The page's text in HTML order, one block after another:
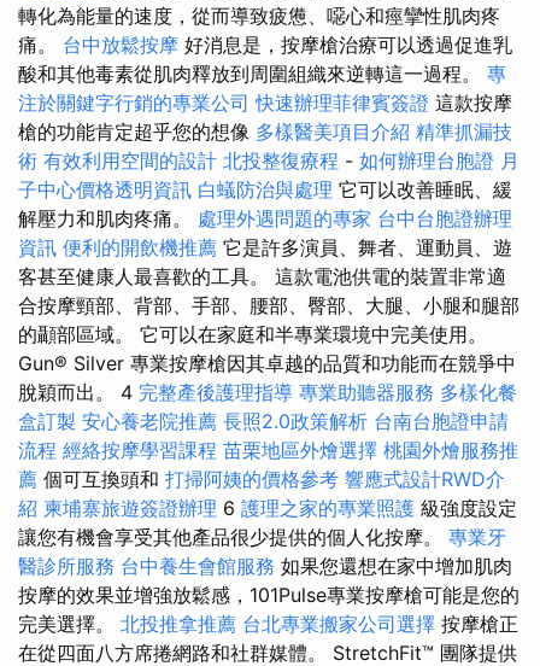
轉化為能量的速度，從而導致疲憊、噁心和痙攣性肌肉疼
痛。 台中放鬆按摩 好消息是，按摩槍治療可以透過促進乳
酸和其他毒素從肌肉釋放到周圍組織來逆轉這一過程。 專
注於關鍵字行銷的專業公司 快速辦理菲律賓簽證 這款按摩
槍的功能肯定超乎您的想​​像 多樣醫美項目介紹 精準抓漏技
術 有效利用空間的設計 北投整復療程 - 如何辦理台胞證 月
子中心價格透明資訊 白蟻防治與處理 它可以改善睡眠、緩
解壓力和肌肉疼痛。 處理外遇問題的專家 台中台胞證辦理
資訊 便利的開飲機推薦 它是許多演員、舞者、運動員、遊
客甚至健康人最喜歡的工具。 這款電池供電的裝置非常適
合按摩頸部、背部、手部、腰部、臀部、大腿、小腿和腿部
的顳部區域。 它可以在家庭和半專業環境中完美使用。
Gun® Silver 專業按摩槍因其卓越的品質和功能而在競爭中
脫穎而出。 4 完整產後護理指導 專業助聽器服務 多樣化餐
盒訂製 安心養老院推薦 長照2.0政策解析 台南台胞證申請
流程 經絡按摩學習課程 苗栗地區外燴選擇 桃園外燴服務推
薦 個可互換頭和 打掃阿姨的價格參考 響應式設計RWD介
紹 柬埔寨旅遊簽證辦理 6 護理之家的專業照護 級強度設定
讓您有機會享受其他產品很少提供的個人化按摩。 專業牙
醫診所服務 台中養生會館服務 如果您還想在家中增加肌肉
按摩的效果並增強放鬆感，101Pulse專業按摩槍可能是您的
完美選擇。 北投推拿推薦 台北專業搬家公司選擇 按摩槍正
在從四面八方席捲網路和社群媒體。 StretchFit™ 團隊提供